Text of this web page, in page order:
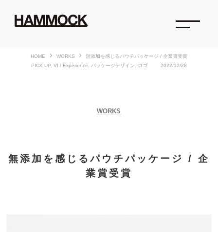
HOME WORKS
無添加を感じるパウチパッケージ / 企業賞受賞
PICK UP VI / Experience パッケージデザイン ロゴ 2022/12/28
WORKS
無添加を感じるパウチパッケージ / 企
業賞受賞